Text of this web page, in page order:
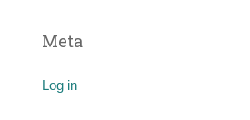
Meta
Log in